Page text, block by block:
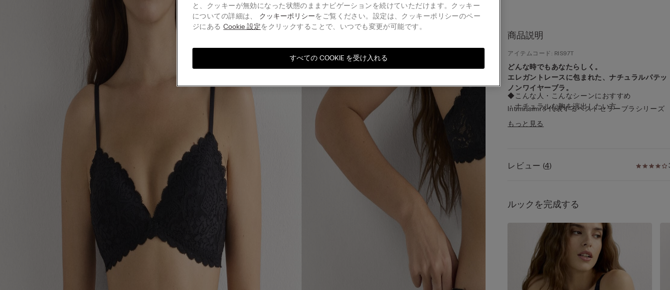
商品説明
アイテムコード: RIS97T
どんな時でもあなたらしく。
エレガントレースに包まれた、ナチュラルパテッ
ノンワイヤーブラ。
Intimissimiを代表するベストセラーブラシリーズ
「Tiziana（ティッツィアナ）」のレースブラ。
カジュアルなファッション性を楽しめるトライア
ロマンティックなデザインかつストレッチの効い
ースが心地良くフィットし、どんな時でもあなた
い・・・そんな一日にぴったりのブラです。
◆こんな人・こんなシーンにおすすめ
・ナチュラルな胸を演出したい方
とき
・幾何学模様とフローラル柄を融合した、エレガ
（三角）カップ
・ノンワイヤーで胸を締め付けず快適
・程良い薄さのパッドが胸をナチュラルに演出
・体に心地よくフィットするストレッチレースを
・バストを程良くサポートするサイドボーン付き
◆仕様
もっと見る
レビュー(4)
ルックを完成する
と、クッキーが無効になった状態のままナビゲーションを続けていただけます。クッキー
についての詳細は、 クッキーポリシーをご覧ください。設定は、クッキーポリシーのペー
ジにあるCookie 設定をクリックすることで、いつでも変更が可能です。
すべての COOKIE を受け入れる